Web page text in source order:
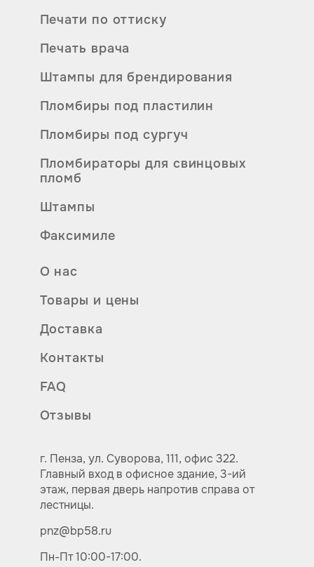
Печати по оттиску
Печать врача
Пломбираторы для свинцовых
пломб
Пломбиры под пластилин
Пломбиры под сургуч
Факсимиле
Штампы
Штампы для брендирования
О нас
Товары и цены
Доставка
Контакты
FAQ
Отзывы
г. Пенза, ул. Суворова, 111, офис 322.
Главный вход в офисное здание, 3-ий
этаж, первая дверь напротив справа от
лестницы.
pnz@bp58.ru
Пн-Пт 10:00-17:00.